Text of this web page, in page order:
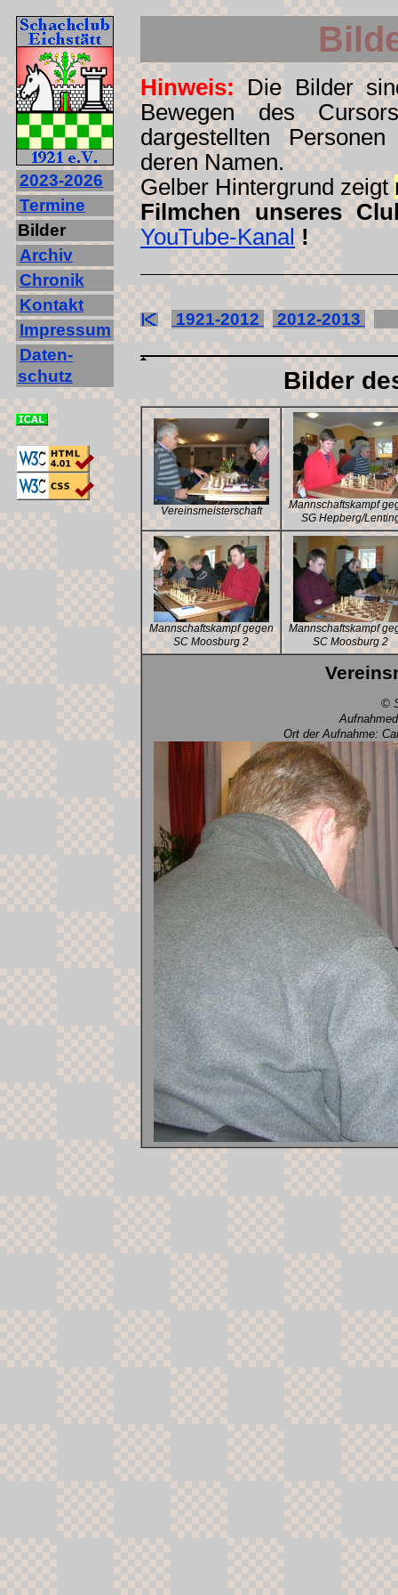
2023‐2026
Termine
Bilder
Archiv
Chronik
Kontakt
Impressum
Daten-
schutz
Hinweis: Die Bilder
Bewegen des
dargestellten
deren Namen.
Gelber Hintergrund zeigt
Filmchen unseres
YouTube-Kanal !
1921-2012 2012-2013
Bilder
Vereinsmeisterschaft
Mannschaftskampf
SG Hepberg/
Mannschaftskampf gegen
SC Moosburg 2
Mannschaftskampf
SC Moosburg 2
©
Ort der Aufnahme: